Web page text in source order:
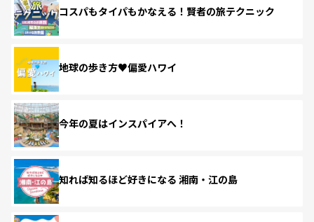
コスパもタイパもかなえる！賢者の旅テクニック
地球の歩き方♥偏愛ハワイ
今年の夏はインスパイアへ！
知れば知るほど好きになる 湘南・江の島